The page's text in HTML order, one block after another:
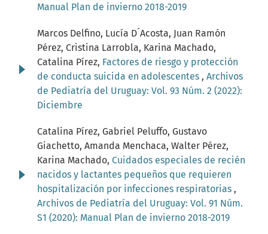
Manual Plan de invierno 2018-2019
Marcos Delfino, Lucía D´Acosta, Juan Ramón
Pérez, Cristina Larrobla, Karina Machado,
Catalina Pírez, Factores de riesgo y protección
de conducta suicida en adolescentes , Archivos
de Pediatría del Uruguay: Vol. 93 Núm. 2 (2022):
Diciembre
Catalina Pírez, Gabriel Peluffo, Gustavo
Giachetto, Amanda Menchaca, Walter Pérez,
Karina Machado, Cuidados especiales de recién
nacidos y lactantes pequeños que requieren
hospitalización por infecciones respiratorias ,
Archivos de Pediatría del Uruguay: Vol. 91 Núm.
S1 (2020): Manual Plan de invierno 2018-2019